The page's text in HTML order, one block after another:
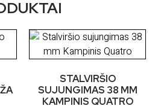
STALVIRŠIO
SUJUNGIMAS 38 MM
KAMPINIS QUATRO